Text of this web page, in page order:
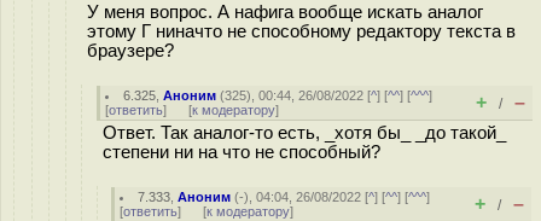
У меня вопрос. А нафига вообще искать аналог
этому Г ниначто не способному редактору текста в
браузере?
6.325 ,Аноним (325), 00:44, 26/08/2022 [^] [^^] [^^^]
[ответить] [к модератору] + / –
Ответ. Так аналог-то есть, _хотя бы_ _до такой_
степени ни на что не способный?
7.333 ,Аноним (-), 04:04, 26/08/2022 [^] [^^] [^^^]
[ответить] [к модератору] + / –